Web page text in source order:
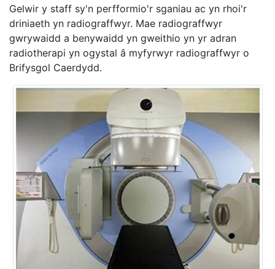
Gelwir y staff sy'n perfformio'r sganiau ac yn rhoi'r
driniaeth yn radiograffwyr. Mae radiograffwyr
gwrywaidd a benywaidd yn gweithio yn yr adran
radiotherapi yn ogystal â myfyrwyr radiograffwyr o
Brifysgol Caerdydd.